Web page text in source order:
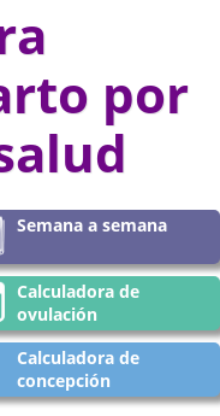
por
Semana a semana
Calculadora de
ovulación
Calculadora de
concepción